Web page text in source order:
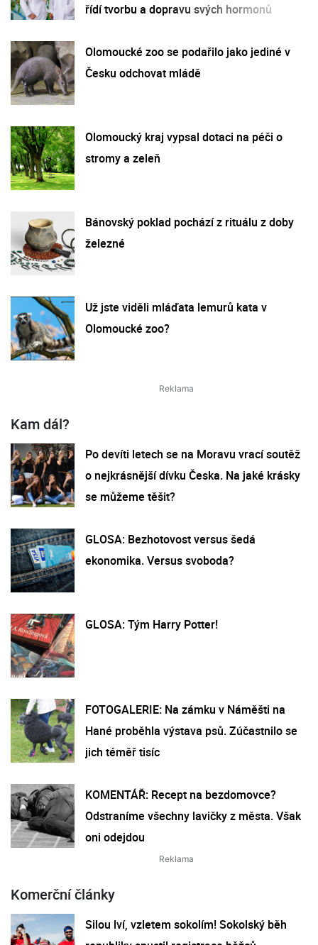
řídí tvorbu a dopravu svých hormonů
Olomoucké zoo se podařilo jako jediné v
Česku odchovat mládě
Olomoucký kraj vypsal dotaci na péči o
stromy a zeleň
Bánovský poklad pochází z rituálu z doby
železné
Už jste viděli mláďata lemurů kata v
Olomoucké zoo?
Kam dál?
Po devíti letech se na Moravu vrací soutěž
o nejkrásnější dívku Česka. Na jaké krásky
se můžeme těšit?
GLOSA: Bezhotovost versus šedá
ekonomika. Versus svoboda?
GLOSA: Tým Harry Potter!
FOTOGALERIE: Na zámku v Náměšti na
Hané proběhla výstava psů. Zúčastnilo se
jich téměř tisíc
KOMENTÁŘ: Recept na bezdomovce?
Odstraníme všechny lavičky z města. Však
oni odejdou
Komerční články
Silou lví, vzletem sokolím! Sokolský běh